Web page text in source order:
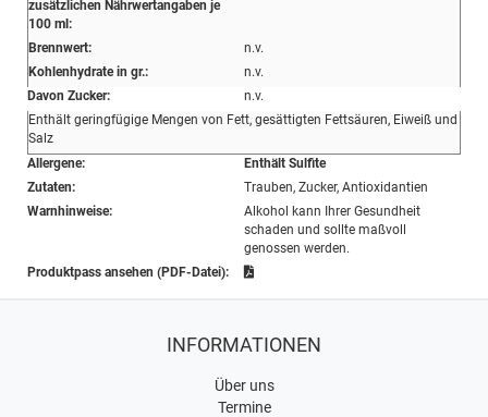
zusätzlichen Nährwertangaben je
100 ml:
Brennwert:
n.v.
Kohlenhydrate in gr.:
n.v.
Davon Zucker:
n.v.
Enthält geringfügige Mengen von Fett, gesättigten Fettsäuren, Eiweiß und
Salz
Allergene:
Enthält Sulfite
Zutaten:
Trauben, Zucker, Antioxidantien
Warnhinweise:
Alkohol kann Ihrer Gesundheit
schaden und sollte maßvoll
genossen werden.
Produktpass ansehen (PDF-Datei):
INFORMATIONEN
Über uns
Termine